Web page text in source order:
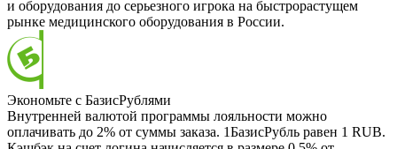
и оборудования до серьезного игрока на быстрорастущем
рынке медицинского оборудования в России.
Экономьте с БазисРублями
Внутренней валютой программы лояльности можно
оплачивать до 2% от суммы заказа. 1БазисРубль равен 1 RUB.